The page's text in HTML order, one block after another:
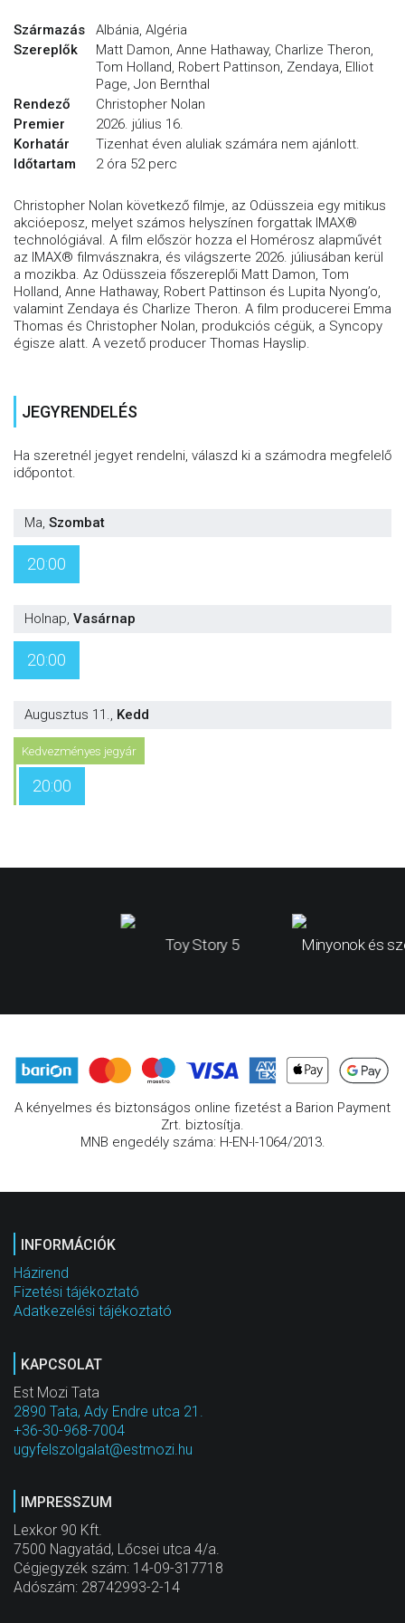
Származás
Albánia, Algéria
Szereplők
Matt Damon, Anne Hathaway, Charlize Theron,
Tom Holland, Robert Pattinson, Zendaya, Elliot
Page, Jon Bernthal
Rendező
Christopher Nolan
Premier
2026. július 16.
Korhatár
Tizenhat éven aluliak számára nem ajánlott.
Időtartam
2 óra 52 perc
Christopher Nolan következő filmje, az Odüsszeia egy mitikus
akcióeposz, melyet számos helyszínen forgattak IMAX®
technológiával. A film először hozza el Homérosz alapművét
az IMAX® filmvásznakra, és világszerte 2026. júliusában kerül
a mozikba. Az Odüsszeia főszereplői Matt Damon, Tom
Holland, Anne Hathaway, Robert Pattinson és Lupita Nyong’o,
valamint Zendaya és Charlize Theron. A film producerei Emma
Thomas és Christopher Nolan, produkciós cégük, a Syncopy
égisze alatt. A vezető producer Thomas Hayslip.
JEGYRENDELÉS
Ha szeretnél jegyet rendelni, válaszd ki a számodra megfelelő
időpontot.
Ma Szombat
20:00
Holnap Vasárnap
20:00
Augusztus 11. Kedd
Kedvezményes jegyár
20:00
Toy Story 5 Minyonok és
A kényelmes és biztonságos online fizetést a Barion Payment
Zrt. biztosítja.
MNB engedély száma: H-EN-I-1064/2013.
INFORMÁCIÓK
Házirend
Fizetési tájékoztató
Adatkezelési tájékoztató
KAPCSOLAT
Est Mozi Tata
2890 Tata, Ady Endre utca 21.
+36-30-968-7004
ugyfelszolgalat@estmozi.hu
IMPRESSZUM
Lexkor 90 Kft.
7500 Nagyatád, Lőcsei utca 4/a.
Cégjegyzék szám: 14-09-317718
Adószám: 28742993-2-14